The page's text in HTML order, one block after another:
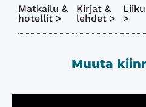
Matkailu &
hotellit >
Kirjat &
lehdet >
>
Muuta